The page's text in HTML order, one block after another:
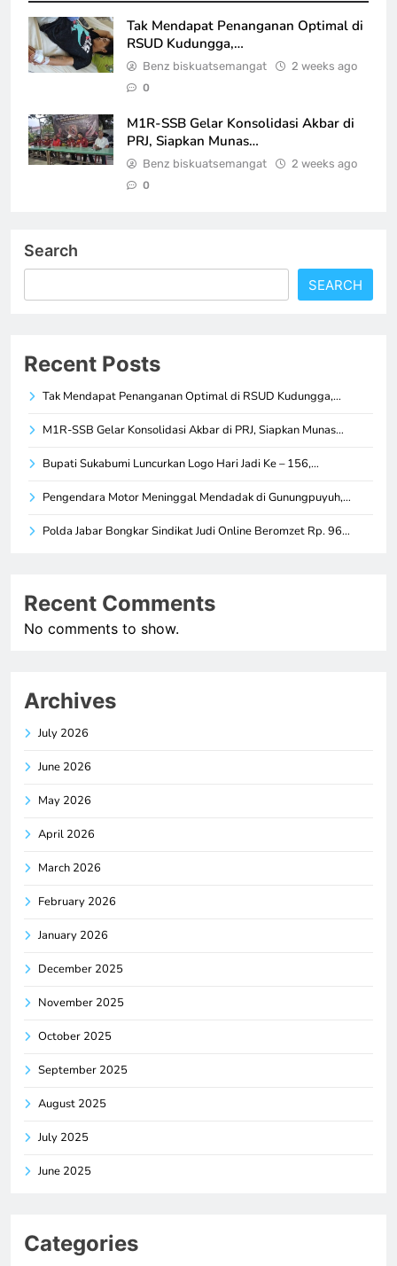
Tak Mendapat Penanganan Optimal di
RSUD Kudungga,…
Benz biskuatsemangat 2 weeks ago
0
M1R-SSB Gelar Konsolidasi Akbar di
PRJ, Siapkan Munas…
Benz biskuatsemangat 2 weeks ago
0
Search
SEARCH
Recent Posts
Tak Mendapat Penanganan Optimal di RSUD Kudungga,…
M1R-SSB Gelar Konsolidasi Akbar di PRJ, Siapkan Munas…
Bupati Sukabumi Luncurkan Logo Hari Jadi Ke – 156,…
Pengendara Motor Meninggal Mendadak di Gunungpuyuh,…
Polda Jabar Bongkar Sindikat Judi Online Beromzet Rp. 96…
Recent Comments
No comments to show.
Archives
July 2026
June 2026
May 2026
April 2026
March 2026
February 2026
January 2026
December 2025
November 2025
October 2025
September 2025
August 2025
July 2025
June 2025
Categories